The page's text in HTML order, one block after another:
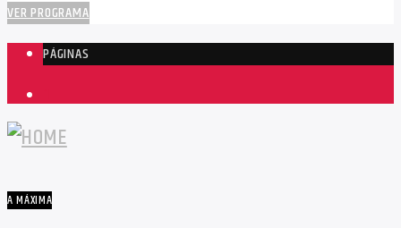
VER PROGRAMA
PÁGINAS
A MÁXIMA